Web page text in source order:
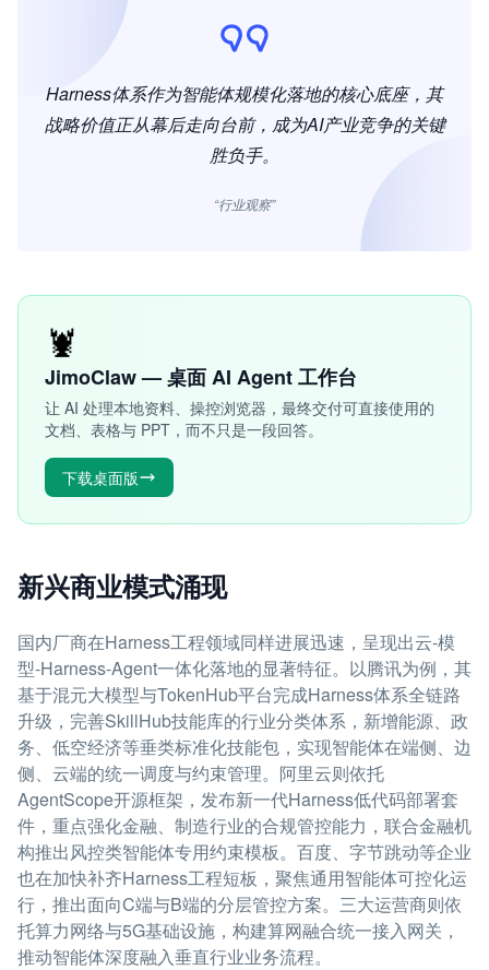
Harness体系作为智能体规模化落地的核心底座，其
战略价值正从幕后走向台前，成为AI产业竞争的关键
胜负手。
“行业观察”
🦞
JimoClaw — 桌面 AI Agent 工作台
让 AI 处理本地资料、操控浏览器，最终交付可直接使用的
文档、表格与 PPT，而不只是一段回答。
下载桌面版
新兴商业模式涌现
国内厂商在Harness工程领域同样进展迅速，呈现出云-模
型-Harness-Agent一体化落地的显著特征。以腾讯为例，其
基于混元大模型与TokenHub平台完成Harness体系全链路
升级，完善SkillHub技能库的行业分类体系，新增能源、政
务、低空经济等垂类标准化技能包，实现智能体在端侧、边
侧、云端的统一调度与约束管理。阿里云则依托
AgentScope开源框架，发布新一代Harness低代码部署套
件，重点强化金融、制造行业的合规管控能力，联合金融机
构推出风控类智能体专用约束模板。百度、字节跳动等企业
也在加快补齐Harness工程短板，聚焦通用智能体可控化运
行，推出面向C端与B端的分层管控方案。三大运营商则依
托算力网络与5G基础设施，构建算网融合统一接入网关，
推动智能体深度融入垂直行业业务流程。